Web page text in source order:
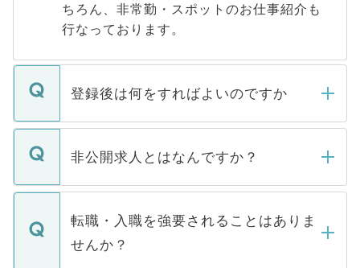
ちろん、非常勤・スポットのお仕事紹介も
行なっております。
登録後は何をすればよいのですか
ご登録いただきましたら、弊社担当者がご
登録内容を確認し、その後メールもしくは
ます。通常、5営業日以内にはご連絡をせて
いただきますので、しばらくお待ちくださ
非公開求人とはなんですか？
マイナビDOCTORで取り扱っている求人の
うち約3割は、Webサイトからご覧いただ
けない「非公開求人」です。非公開求人は
下記の理由によって、一般には公開してい
転職・入職を強要されることはありま
せんか？